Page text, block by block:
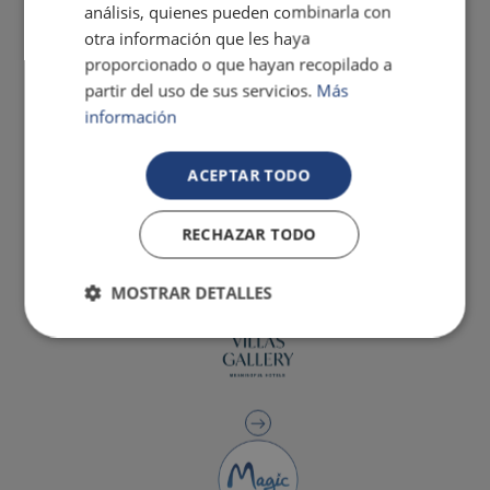
análisis, quienes pueden combinarla con
otra información que les haya
proporcionado o que hayan recopilado a
partir del uso de sus servicios. Más
información
ACEPTAR TODO
RECHAZAR TODO
MOSTRAR DETALLES